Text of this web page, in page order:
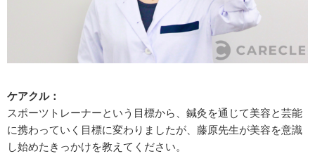
ケアクル：
スポーツトレーナーという目標から、鍼灸を通じて美容と芸能
に携わっていく目標に変わりましたが、藤原先生が美容を意識
し始めたきっかけを教えてください。